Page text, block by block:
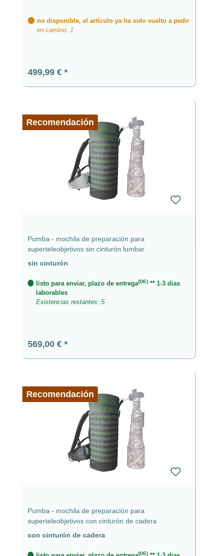
no disponible, el artículo ya ha sido vuelto a pedir
en camino: 1
Precio normal:
499,99 €
Recomendación
Pumba - mochila de preparación para
superteleobjetivos sin cinturón lumbar
sin cinturón
listo para enviar, plazo de entrega(DE) ** 1-3 dias
laborables
Existencias restantes: 5
Precio normal:
569,00 €
Recomendación
Pumba - mochila de preparación para
superteleobjetivos con cinturón de cadera
con cinturón de cadera
(DE)